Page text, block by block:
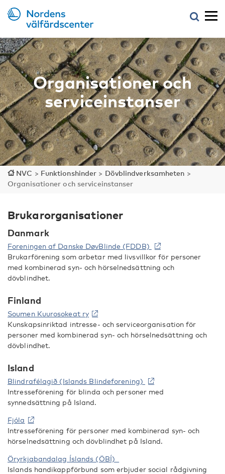
Organisationer och
serviceinstanser
NVC > Funktionshinder > Dövblindverksamheten >
Organisationer och serviceinstanser
Brukarorganisationer
Danmark
Foreningen af Danske DøvBlinde (FDDB)
Brukarförening som arbetar med livsvillkor för personer
med kombinerad syn- och hörselnedsättning och
dövblindhet.
Finland
Soumen Kuurosokeat ry
Kunskapsinriktad intresse- och serviceorganisation för
personer med kombinerad syn- och hörselnedsättning och
dövblindhet.
Island
Blindrafélagið (Islands Blindeforening)
Intresseförening för blinda och personer med
synnedsättning på Island.
Fjóla
Intresseförening för personer med kombinerad syn- och
hörselnedsättning och dövblindhet på Island.
Öryrkjabandalag Íslands (ÖBÍ)
Islands handikappförbund som erbjuder social rådgivning